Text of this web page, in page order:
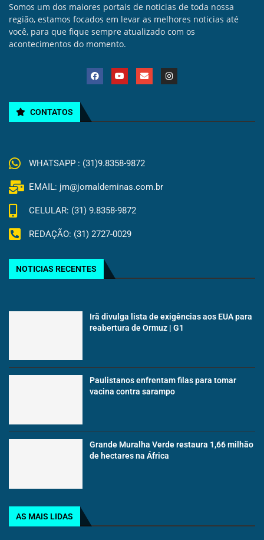
Somos um dos maiores portais de noticias de toda nossa
região, estamos focados em levar as melhores noticias até
você, para que fique sempre atualizado com os
acontecimentos do momento.
CONTATOS
WHATSAPP : (31)9.8358-9872
EMAIL: jm@jornaldeminas.com.br
CELULAR: (31) 9.8358-9872
REDAÇÃO: (31) 2727-0029
NOTICIAS RECENTES
Irã divulga lista de exigências aos EUA para
reabertura de Ormuz | G1
Paulistanos enfrentam filas para tomar
vacina contra sarampo
Grande Muralha Verde restaura 1,66 milhão
de hectares na África
AS MAIS LIDAS